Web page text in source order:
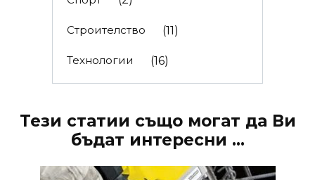
Строителство (11)
Технологии (16)
Тези статии също могат да Ви
бъдат интересни ...